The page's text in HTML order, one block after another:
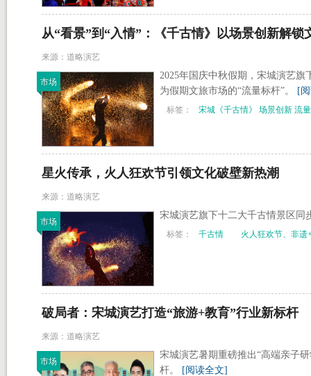
从“看景”到“入情”：《千古情》以场景创新解锁
来源：道略演艺
市场
2025年国庆中秋假期，宋城演艺旗
为假期文旅市场的“流量标杆”。
[
标签： 宋城《千古情》 场景创新 流
星火传承，火人狂欢节引领文化破壁新热潮
来源：道略演艺
市场
宋城演艺旗下十二大千古情景区同
标签： 千古情 火人狂欢节、非遗
破局者：宋城演艺打造“旅游+教育”行业新标杆
来源：道略演艺
市场
宋城演艺暑期重磅推出“高端亲子
杆。
[阅读全文]